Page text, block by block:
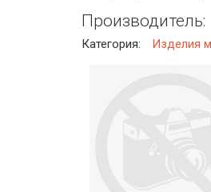
Производитель:
Категория: Изделия